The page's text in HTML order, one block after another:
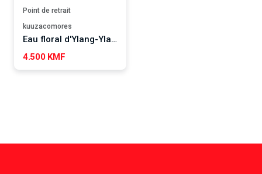
Point de retrait
kuuzacomores
Eau floral d'Ylang-Ylang 250ml SALSABIL ART
4.500 KMF